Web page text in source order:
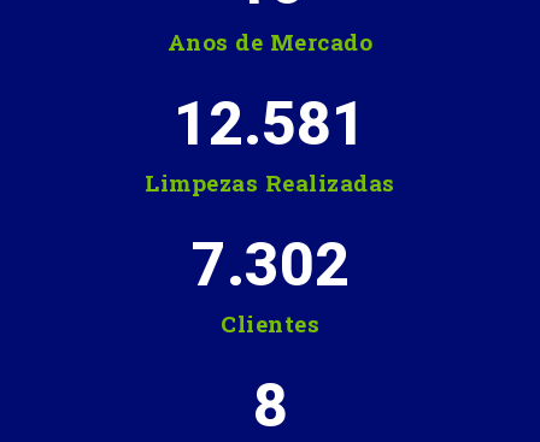
Anos de Mercado
Limpezas Realizadas
12.581
Clientes
7.302
8